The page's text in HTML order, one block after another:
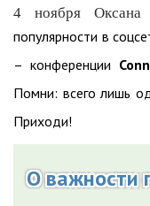
4 ноября Оксана
популярности в
– конференции
Помни: всего лишь
Приходи!
О важности